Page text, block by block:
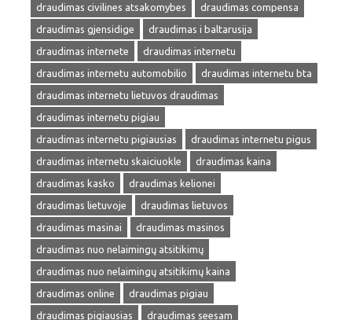
draudimas civilines atsakomybes
draudimas compensa
draudimas gjensidige
draudimas i baltarusija
draudimas internete
draudimas internetu
draudimas internetu automobilio
draudimas internetu bta
draudimas internetu lietuvos draudimas
draudimas internetu pigiau
draudimas internetu pigiausias
draudimas internetu pigus
draudimas internetu skaiciuokle
draudimas kaina
draudimas kasko
draudimas kelionei
draudimas lietuvoje
draudimas lietuvos
draudimas masinai
draudimas masinos
draudimas nuo nelaimingų atsitikimų
draudimas nuo nelaimingų atsitikimų kaina
draudimas online
draudimas pigiau
draudimas pigiausias
draudimas seesam